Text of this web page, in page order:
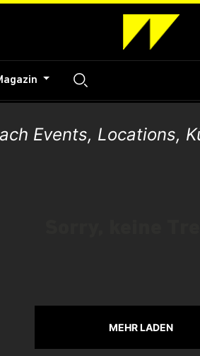
MEHR LADEN